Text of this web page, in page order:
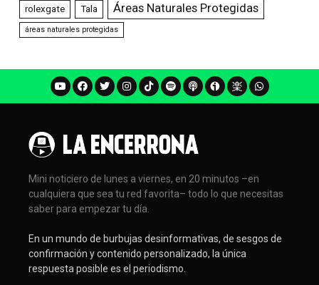
rolexgate Tala Áreas Naturales Protegidas
áreas naturales protegidas
Mini noticiero de lunes a viernes, en 20 minutos –en
cualquiera que sea tu red favorita– todo lo que necesitas
saber para empezar tu día.
En un mundo de burbujas desinformativas, de sesgos de
confirmación y contenido personalizado, la única
respuesta posible es el periodismo.